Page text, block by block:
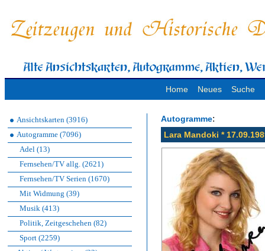
Home Neues Suche
Ansichtskarten (3916)
Autogramme (7096)
Adel (13)
Fernsehen/TV allg. (2621)
Fernsehen/TV Serien (1670)
Mit Widmung (39)
Musik (413)
Politik, Zeitgeschehen (82)
Sport (2259)
Autogramme:
Lara Mandoki *